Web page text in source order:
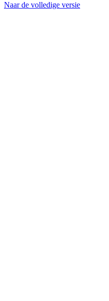
Naar de volledige versie